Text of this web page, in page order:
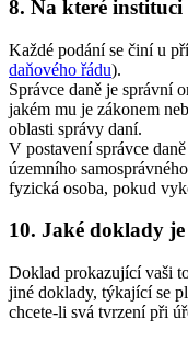
8. Na které
Každé podání se činí u
daňového řádu).
Správce daně je správní
jakém mu je zákonem
oblasti správy daní.
V postavení správce
územního
fyzická osoba, pokud
10. Jaké doklady
Doklad prokazující vaši
jiné doklady, týkající se
chcete-li svá tvrzení při